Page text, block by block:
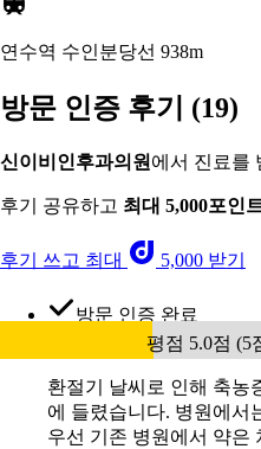
연수역 수인분당선 938m
방문 인증 후기 (19)
신이비인후과의원 에서 진료를
후기 공유하고 최대 5,000포인
후기 쓰고 최대 5,000 받기
방문 인증 완료
평점 5.0점 (5
환절기 날씨로 인해 축농
에 들렸습니다. 병원에서
우선 기존 병원에서 약은